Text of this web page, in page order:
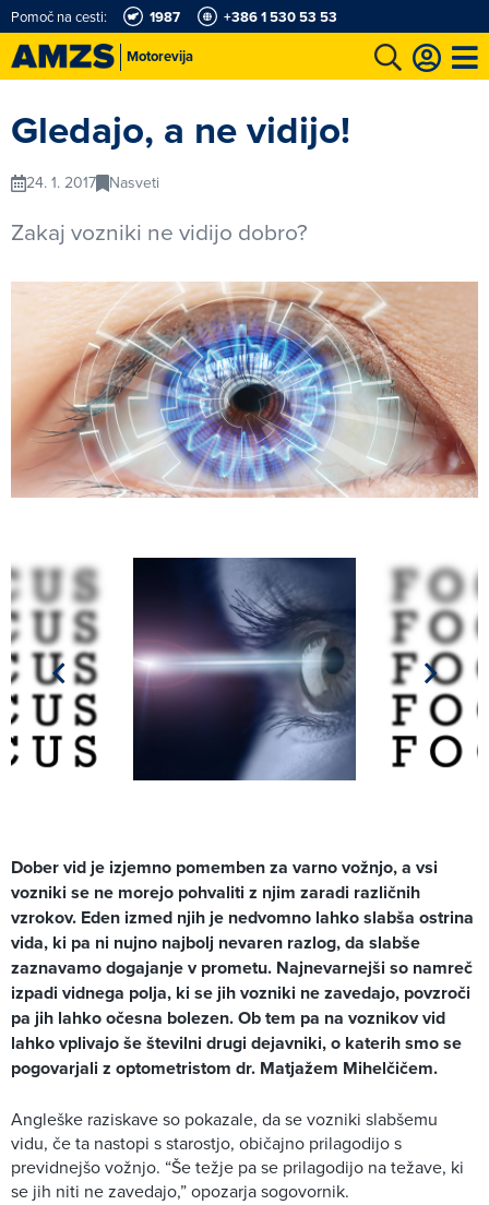
Motorevija
Pomoč na cesti: 1987 +386 1 530 53 53
Gledajo, a ne vidijo!
24. 1. 2017 Nasveti
Zakaj vozniki ne vidijo dobro?
Dober vid je izjemno pomemben za varno vožnjo, a vsi
vozniki se ne morejo pohvaliti z njim zaradi različnih
vzrokov. Eden izmed njih je nedvomno lahko slabša ostrina
vida, ki pa ni nujno najbolj nevaren razlog, da slabše
zaznavamo dogajanje v prometu. Najnevarnejši so namreč
izpadi vidnega polja, ki se jih vozniki ne zavedajo, povzroči
pa jih lahko očesna bolezen. Ob tem pa na voznikov vid
lahko vplivajo še številni drugi dejavniki, o katerih smo se
pogovarjali z optometristom dr. Matjažem Mihelčičem.
Angleške raziskave so pokazale, da se vozniki slabšemu
vidu, če ta nastopi s starostjo, običajno prilagodijo s
previdnejšo vožnjo. “Še težje pa se prilagodijo na težave, ki
se jih niti ne zavedajo,” opozarja sogovornik.